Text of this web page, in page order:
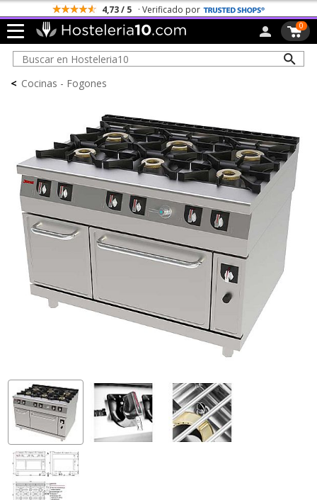
4,73 / 5 · Verificado por
0
< Cocinas - Fogones